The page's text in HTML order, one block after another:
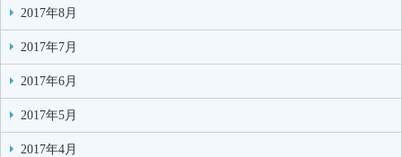
2017年8月
2017年7月
2017年6月
2017年5月
2017年4月